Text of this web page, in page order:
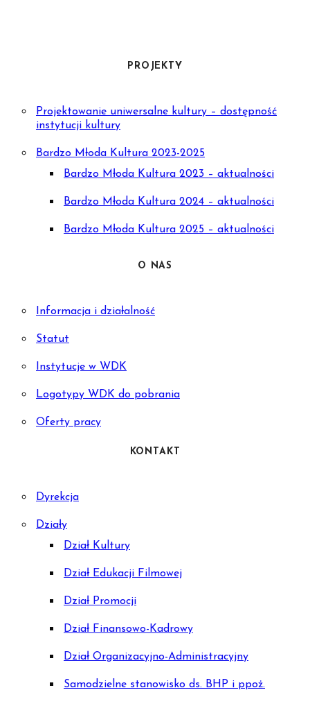
PROJEKTY
Projektowanie uniwersalne kultury – dostępność
instytucji kultury
Bardzo Młoda Kultura 2023-2025
Bardzo Młoda Kultura 2023 – aktualności
Bardzo Młoda Kultura 2024 – aktualności
Bardzo Młoda Kultura 2025 – aktualności
O NAS
Informacja i działalność
Statut
Instytucje w WDK
Logotypy WDK do pobrania
Oferty pracy
KONTAKT
Dyrekcja
Działy
Dział Kultury
Dział Edukacji Filmowej
Dział Promocji
Dział Finansowo-Kadrowy
Dział Organizacyjno-Administracyjny
Samodzielne stanowisko ds. BHP i ppoż.